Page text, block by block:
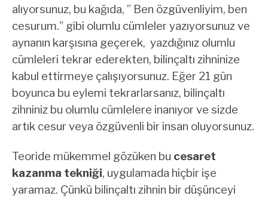
alıyorsunuz, bu kağıda, ” Ben özgüvenliyim, ben
cesurum.” gibi olumlu cümleler yazıyorsunuz ve
aynanın karşısına geçerek, yazdığınız olumlu
cümleleri tekrar ederekten, bilinçaltı zihninize
kabul ettirmeye çalışıyorsunuz. Eğer 21 gün
boyunca bu eylemi tekrarlarsanız, bilinçaltı
zihniniz bu olumlu cümlelere inanıyor ve sizde
artık cesur veya özgüvenli bir insan oluyorsunuz.
Teoride mükemmel gözüken bu cesaret
kazanma tekniği, uygulamada hiçbir işe
yaramaz. Çünkü bilinçaltı zihnin bir düşünceyi